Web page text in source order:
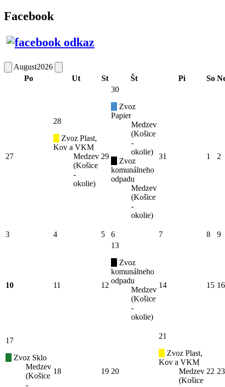
Facebook
August2026
Po
Ut St Št Pi So
27
28
Zvoz Plast,
Kov a VKM
Medzev
(Košice
-
okolie)
29
30
Zvoz
Papier
Medzev
(Košice
-
okolie)
Zvoz
komunálneho
odpadu
Medzev
(Košice
-
okolie)
31 1 2
3 4 5 6 7 8 9
10 11 12
13
Zvoz
komunálneho
odpadu
Medzev
(Košice
-
okolie)
14 15 16
17
Zvoz Sklo
Medzev
(Košice
-
18 19 20
21
Zvoz Plast,
Kov a VKM
Medzev
(Košice
22 23